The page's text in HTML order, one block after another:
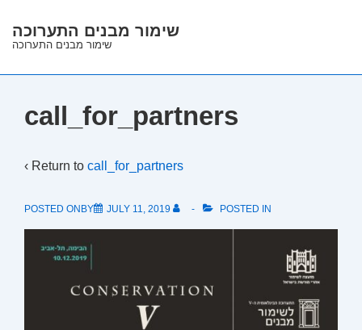
Skip
Main
שימור מבנים התערוכה
שימור מבנים התערוכה
call_for_partners
‹ Return to call_for_partners
POSTED ONBY JULY 11, 2019 POSTED IN